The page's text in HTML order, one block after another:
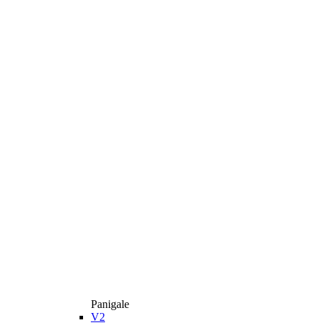
Panigale
V2